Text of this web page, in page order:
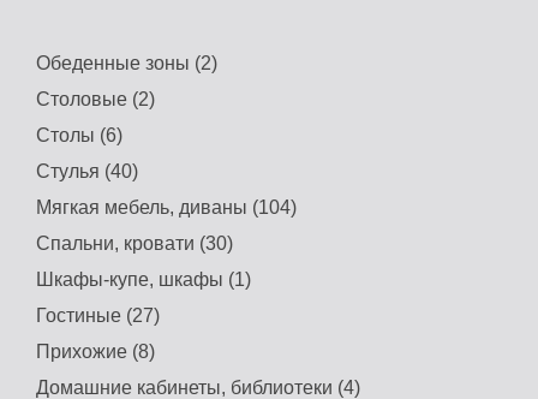
Обеденные зоны (2)
Столовые (2)
Столы (6)
Стулья (40)
Мягкая мебель, диваны (104)
Спальни, кровати (30)
Шкафы-купе, шкафы (1)
Гостиные (27)
Прихожие (8)
Домашние кабинеты, библиотеки (4)